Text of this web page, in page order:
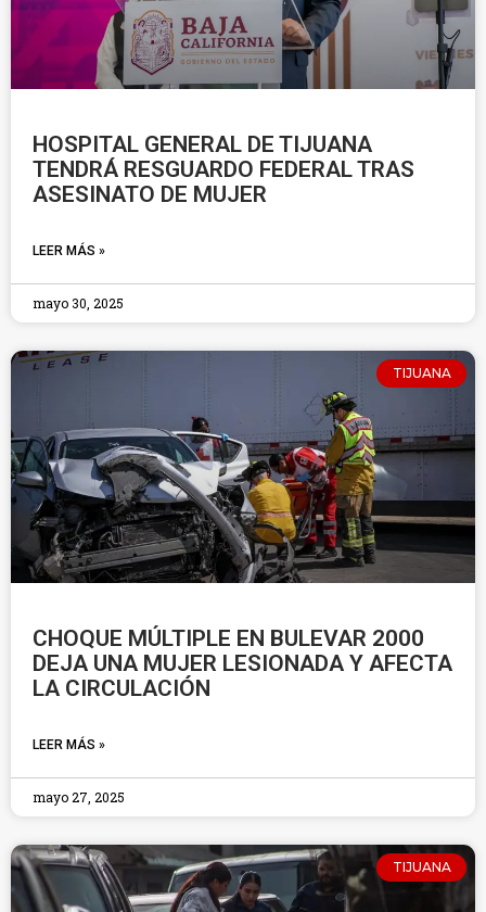
HOSPITAL GENERAL DE TIJUANA
TENDRÁ RESGUARDO FEDERAL TRAS
ASESINATO DE MUJER
LEER MÁS »
mayo 30, 2025
TIJUANA
CHOQUE MÚLTIPLE EN BULEVAR 2000
DEJA UNA MUJER LESIONADA Y AFECTA
LA CIRCULACIÓN
LEER MÁS »
mayo 27, 2025
TIJUANA